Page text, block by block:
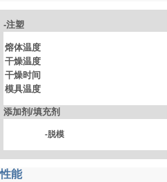
-注塑
熔体温度
干燥温度
干燥时间
模具温度
添加剂/填充剂
-脱模
性能